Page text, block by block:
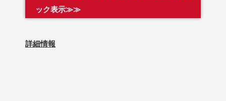
ック表示≫≫
詳細情報